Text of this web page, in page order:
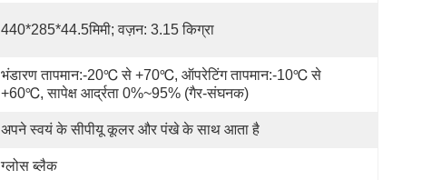
440*285*44.5मिमी; वज़न: 3.15 किग्रा
भंडारण तापमान:-20℃ से +70℃, ऑपरेटिंग तापमान:-10℃ से
+60℃, सापेक्ष आर्द्रता 0%~95% (गैर-संघनक)
अपने स्वयं के सीपीयू कूलर और पंखे के साथ आता है
ग्लोस ब्लैक